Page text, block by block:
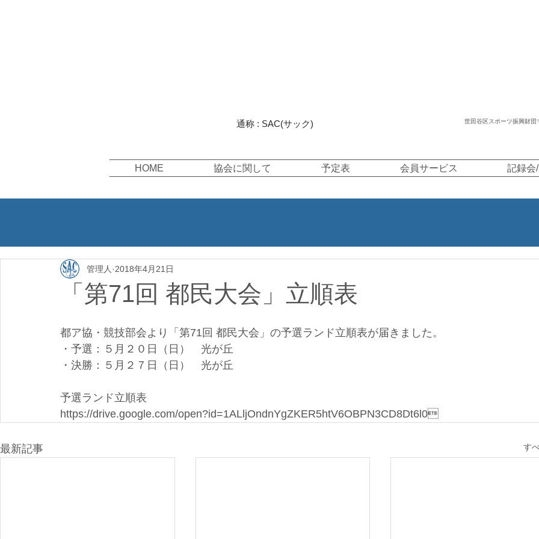
世田谷区スポーツ振興財
通称 : SAC(サック)
HOME 協会に関して 予定表 会員サービス 記録会
「第71回 都民大会」立順表
管理人 2018年4月21日
都ア協・競技部会より「第71回 都民大会」の予選ランド立順表が届きました。
・予選：５月２０日（日）　光が丘
・決勝：５月２７日（日）　光が丘
予選ランド立順表
https://drive.google.com/open?id=1ALljOndnYgZKER5htV6OBPN3CD8Dt6l0
最新記事 す